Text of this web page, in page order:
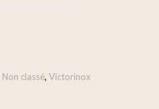
Non classé,Victorinox